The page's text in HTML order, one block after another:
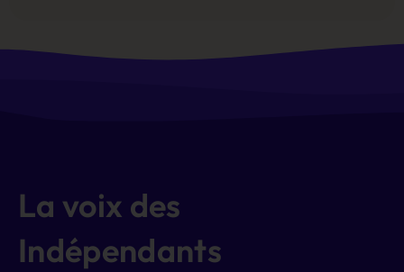
La voix des
Indépendants